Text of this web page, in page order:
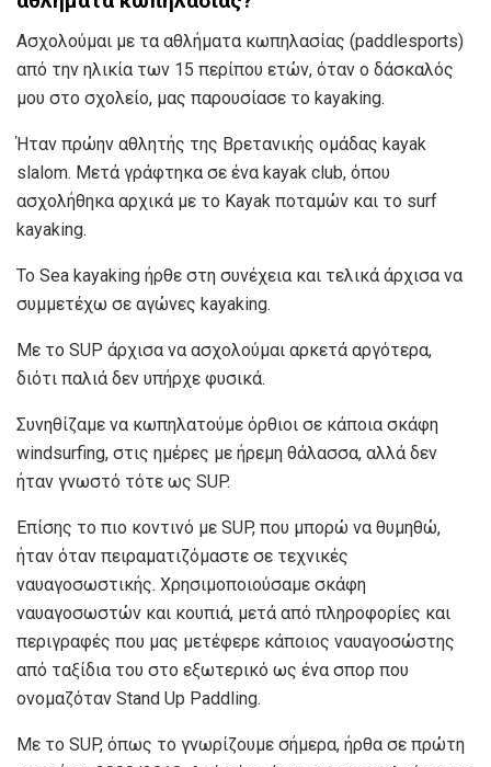
Ασχολούμαι με τα αθλήματα κωπηλασίας (paddlesports)
από την ηλικία των 15 περίπου ετών, όταν ο δάσκαλός
μου στο σχολείο, μας παρουσίασε το kayaking.
Ήταν πρώην αθλητής της Βρετανικής ομάδας kayak
slalom. Μετά γράφτηκα σε ένα kayak club, όπου
ασχολήθηκα αρχικά με το Kayak ποταμών και το surf
kayaking.
Το Sea kayaking ήρθε στη συνέχεια και τελικά άρχισα να
συμμετέχω σε αγώνες kayaking.
Με το SUP άρχισα να ασχολούμαι αρκετά αργότερα,
διότι παλιά δεν υπήρχε φυσικά.
Συνηθίζαμε να κωπηλατούμε όρθιοι σε κάποια σκάφη
windsurfing, στις ημέρες με ήρεμη θάλασσα, αλλά δεν
ήταν γνωστό τότε ως SUP.
Επίσης το πιο κοντινό με SUP, που μπορώ να θυμηθώ,
ήταν όταν πειραματιζόμαστε σε τεχνικές
ναυαγοσωστικής. Χρησιμοποιούσαμε σκάφη
ναυαγοσωστών και κουπιά, μετά από πληροφορίες και
περιγραφές που μας μετέφερε κάποιος ναυαγοσώστης
από ταξίδια του στο εξωτερικό ως ένα σπορ που
ονομαζόταν Stand Up Paddling.
Με το SUP, όπως το γνωρίζουμε σήμερα, ήρθα σε πρώτη